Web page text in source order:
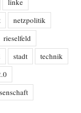
netzpolitik
rieselfeld
stadt
technik